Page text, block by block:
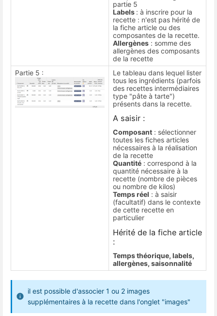
partie 5
Labels : à inscrire pour la
recette : n'est pas hérité de
la fiche article ou des
composantes de la recette.
Allergènes : somme des
allergènes des composants
de la recette
Partie 5 :
Le tableau dans lequel lister
tous les ingrédients (parfois
des recettes intermédiaires
type "pâte à tarte")
présents dans la recette.
A saisir :
Composant : sélectionner
toutes les fiches articles
nécessaires à la réalisation
de la recette
Quantité : correspond à la
quantité nécessaire à la
recette (nombre de pièces
ou nombre de kilos)
Temps réel : à saisir
(facultatif) dans le contexte
de cette recette en
particulier
Hérité de la fiche article
:
Temps théorique, labels,
allergènes, saisonnalité
il est possible d'associer 1 ou 2 images
supplémentaires à la recette dans l'onglet "images"